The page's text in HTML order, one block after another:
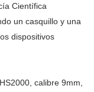
Científica
un casquillo y una
dispositivos
calibre 9mm,